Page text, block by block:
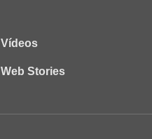
Vídeos
Web Stories